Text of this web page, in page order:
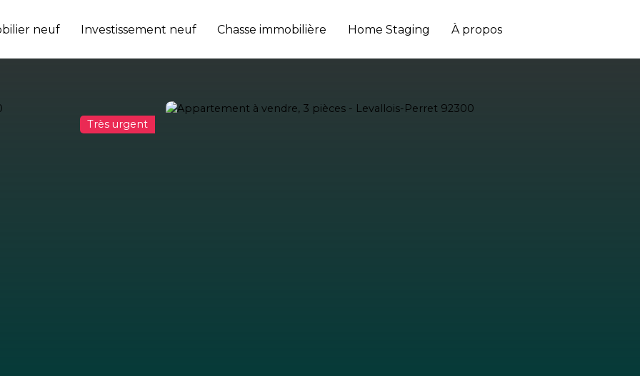
neuf Investissement neuf Chasse immobilière Home Staging À propos
Très urgent